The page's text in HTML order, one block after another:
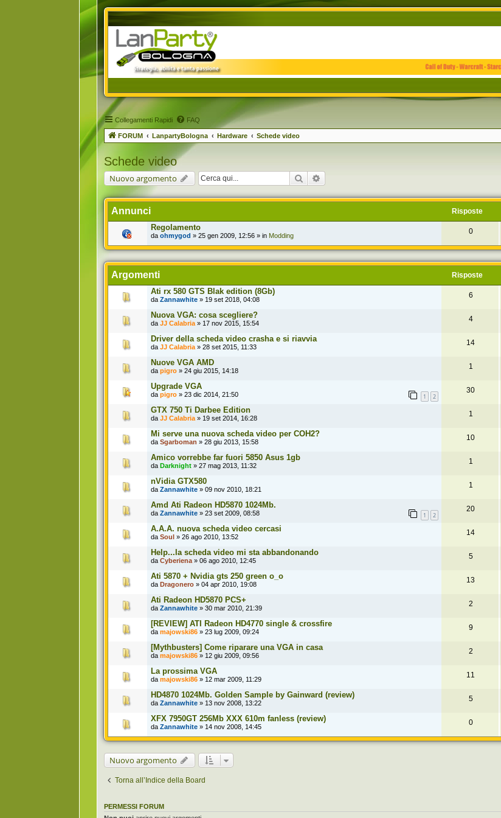
Collegamenti Rapidi FAQ
FORUM LanpartyBologna Hardware Schede video
Schede video
Nuovo argomento Cerca
Annunci Risposte
Regolamento
da ohmygod » 25 gen 2009, 12:56 » in Modding 0
Argomenti Risposte
Ati rx 580 GTS Blak edition (8Gb)
da Zannawhite » 19 set 2018, 04:08 6
Nuova VGA: cosa scegliere?
da JJ Calabria » 17 nov 2015, 15:54 4
Driver della scheda video crasha e si riavvia
da JJ Calabria » 28 set 2015, 11:33 14
Nuove VGA AMD
da pigro » 24 giu 2015, 14:18 1
Upgrade VGA
da pigro » 23 dic 2014, 21:50 1 2
30
GTX 750 Ti Darbee Edition
da JJ Calabria » 19 set 2014, 16:28 1
Mi serve una nuova scheda video per COH2?
da Sgarboman » 28 giu 2013, 15:58 10
Amico vorrebbe far fuori 5850 Asus 1gb
da Darknight » 27 mag 2013, 11:32 1
nVidia GTX580
da Zannawhite » 09 nov 2010, 18:21 1
Amd Ati Radeon HD5870 1024Mb.
da Zannawhite » 23 set 2009, 08:58 1 2
20
A.A.A. nuova scheda video cercasi
da Soul » 26 ago 2010, 13:52 14
Help...la scheda video mi sta abbandonando
da Cyberiena » 06 ago 2010, 12:45 5
Ati 5870 + Nvidia gts 250 green o_o
da Dragonero » 04 apr 2010, 19:08 13
Ati Radeon HD5870 PCS+
da Zannawhite » 30 mar 2010, 21:39 2
[REVIEW] ATI Radeon HD4770 single & crossfire
da majowski86 » 23 lug 2009, 09:24 9
[Mythbusters] Come riparare una VGA in casa
da majowski86 » 12 giu 2009, 09:56 2
La prossima VGA
da majowski86 » 12 mar 2009, 11:29 11
HD4870 1024Mb. Golden Sample by Gainward (review)
da Zannawhite » 13 nov 2008, 13:22 5
XFX 7950GT 256Mb XXX 610m fanless (review)
da Zannawhite » 14 nov 2008, 14:45 0
Nuovo argomento
Torna all’Indice della Board
PERMESSI FORUM